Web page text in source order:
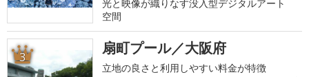
光と映像が織りなす没入型デジタルアート
空間
3 扇町プール／大阪府
立地の良さと利用しやすい料金が特徴